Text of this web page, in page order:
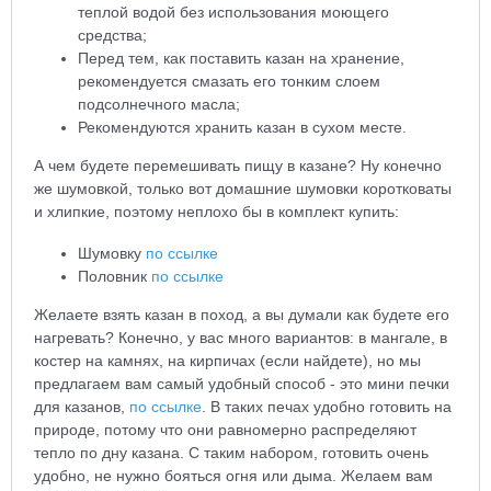
теплой водой без использования моющего
средства;
Перед тем, как поставить казан на хранение,
рекомендуется смазать его тонким слоем
подсолнечного масла;
Рекомендуются хранить казан в сухом месте.
А чем будете перемешивать пищу в казане? Ну конечно
же шумовкой, только вот домашние шумовки коротковаты
и хлипкие, поэтому неплохо бы в комплект купить:
Шумовку по ссылке
Половник по ссылке
Желаете взять казан в поход, а вы думали как будете его
нагревать? Конечно, у вас много вариантов: в мангале, в
костер на камнях, на кирпичах (если найдете), но мы
предлагаем вам самый удобный способ - это мини печки
для казанов, по ссылке. В таких печах удобно готовить на
природе, потому что они равномерно распределяют
тепло по дну казана. С таким набором, готовить очень
удобно, не нужно бояться огня или дыма. Желаем вам